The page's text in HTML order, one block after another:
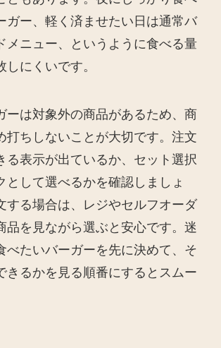
ガー、軽く済ませたい日は通常バ
メニュー、というように食べる量
にくいです。
ーは対象外の商品があるため、商
打ちしないことが大切です。注文
る表示が出ているか、セット選択
として選べるかを確認しましょ
する場合は、レジやセルフオーダ
品を見ながら選ぶと安心です。迷
べたいバーガーを先に決めて、そ
きるかを見る順番にするとスムー